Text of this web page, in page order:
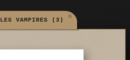
LES VAMPIRES (3)